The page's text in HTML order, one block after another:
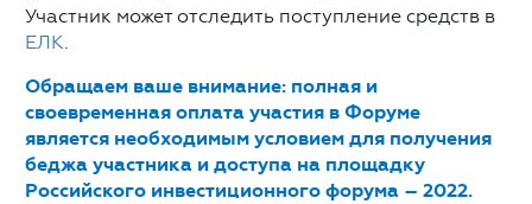
Участник может отследить поступление средств в
ЕЛК
Обращаем ваше внимание: полная и
своевременная оплата участия в Форуме
является необходимым условием для получения
беджа участника и доступа на площадку
Российского инвестиционного форума – 2022.